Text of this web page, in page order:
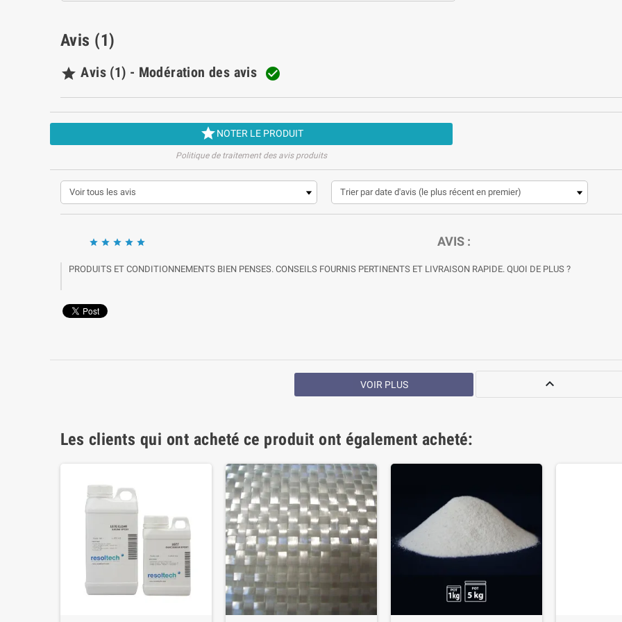
Avis (1)
 Avis (1) - Modération des avis 
NOTER LE PRODUIT
Politique de traitement des avis produits
     AVIS :
PRODUITS ET CONDITIONNEMENTS BIEN PENSES. CONSEILS FOURNIS PERTINENTS ET LIVRAISON RAPIDE. QUOI DE PLUS ?
VOIR PLUS 
Les clients qui ont acheté ce produit ont également acheté: